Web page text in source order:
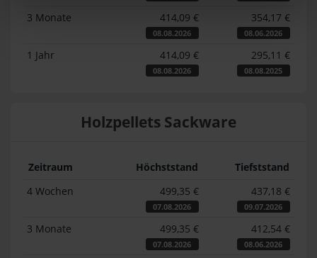
3 Monate 414,09 €
08.08.2026
354,17 €
08.06.2026
1 Jahr 414,09 €
08.08.2026
295,11 €
08.08.2025
Holzpellets Sackware
Zeitraum Höchststand
Tiefststand
4 Wochen
499,35 €
07.08.2026
437,18 €
09.07.2026
3 Monate 499,35 €
07.08.2026
412,54 €
08.06.2026